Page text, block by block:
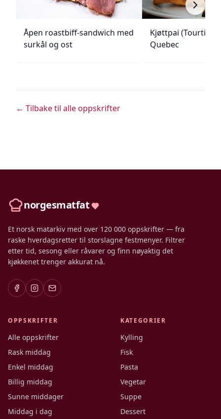
Åpen roastbiff-sandwich med
surkål og ost
Kjøttpai
Quebec
← Tilbake til alle oppskrifter
norgesmatfat
Et norsk matarkiv med over 120 000 oppskrifter — fra
raske hverdagsretter til storslagne festmenyer. Filtrer
etter tid, sesong eller råvarer og finn nøyaktig det
kjøkkenet trenger akkurat nå.
OPPSKRIFTER
Alle oppskrifter
Rask middag
Enkel middag
Billig middag
Sunne middager
Middag i dag
KATEGORIER
Kylling
Fisk
Pasta
Vegetar
Suppe
Dessert